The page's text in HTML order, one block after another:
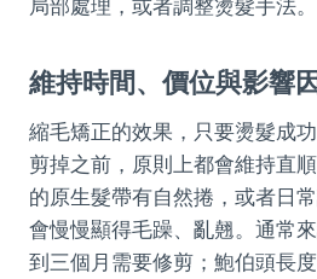
局部處理，或者調整燙髮手法。
維持時間、價位與影響
縮毛矯正的效果，只要燙髮成
剪掉之前，原則上都會維持直
的原生髮帶有自然捲，或者日
會慢慢顯得毛躁、亂翹。通常
到三個月需要修剪；鮑伯頭長